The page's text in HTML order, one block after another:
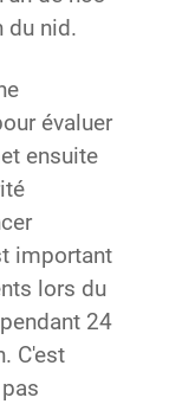
du nid.
évaluer
ensuite
important
lors du
24
C'est